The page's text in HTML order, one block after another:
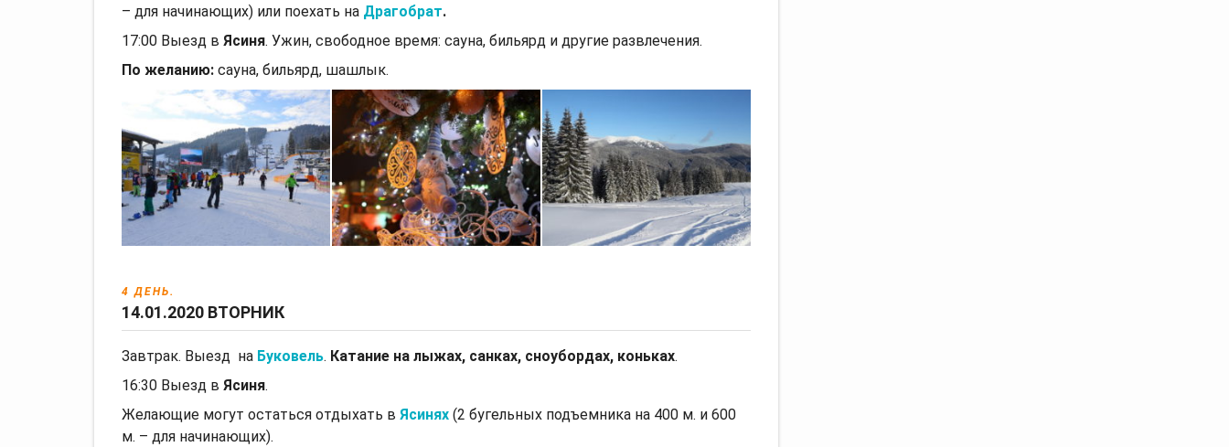
– для начинающих) или поехать на Драгобрат.
17:00 Выезд в Ясиня. Ужин, свободное время: сауна, бильярд и другие развлечения.
По желанию: сауна, бильярд, шашлык.
4 ДЕНЬ.
14.01.2020 ВТОРНИК
Завтрак. Выезд на Буковель. Катание на лыжах, санках, сноубордах, коньках.
16:30 Выезд в Ясиня.
Желающие могут остаться отдыхать в Ясинях (2 бугельных подъемника на 400 м. и 600
м. – для начинающих).